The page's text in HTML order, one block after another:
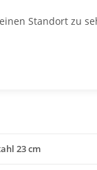
Standort zu
23 cm